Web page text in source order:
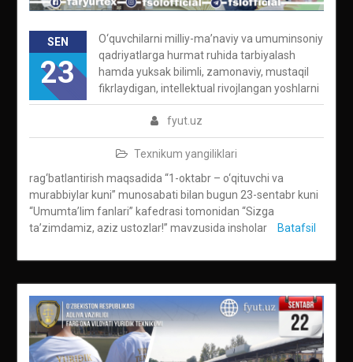
SEN
23
fyut.uz
Texnikum yangiliklari
O‘quvchilarni milliy-ma’naviy va umuminsoniy
qadriyatlarga hurmat ruhida tarbiyalash
hamda yuksak bilimli, zamonaviy, mustaqil
fikrlaydigan, intellektual rivojlangan yoshlarni
rag‘batlantirish maqsadida “1-oktabr – o‘qituvchi va
murabbiylar kuni” munosabati bilan bugun 23-sentabr kuni
“Umumta’lim fanlari” kafedrasi tomonidan “Sizga
ta’zimdamiz, aziz ustozlar!” mavzusida insholar
Batafsil